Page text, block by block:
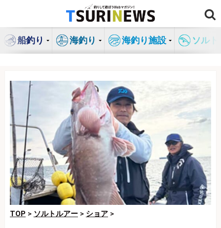
ン
船釣り 海釣り 海釣り施設 ソル
TOP > ソルトルアー > ショア >